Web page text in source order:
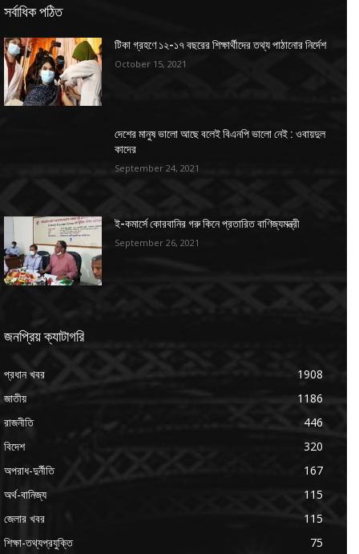
সর্বাধিক পঠিত
টিকা গ্রহণে ১২-১৭ বছরের শিক্ষার্থীদের তথ্য পাঠানোর নির্দেশ
October 15, 2021
দেশের মানুষ ভালো আছে বলেই বিএনপি ভালো নেই : ওবায়দুল
কাদের
September 24, 2021
ই-কমার্সে কোরবানির গরু কিনে প্রতারিত বাণিজ্যমন্ত্রী
September 26, 2021
জনপ্রিয় ক্যাটাগরি
প্রধান খবর
1908
জাতীয়
1186
রাজনীতি
446
বিদেশ
320
অপরাধ-দুর্নীতি
167
অর্থ-বানিজ্য
115
জেলার খবর
115
শিক্ষা-তথ্যপ্রযুক্তি
75